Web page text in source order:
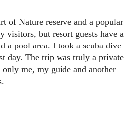
of Nature reserve and a popular
visitors, but resort guests have a
a pool area. I took a scuba dive
day. The trip was truly a private
only me, my guide and another